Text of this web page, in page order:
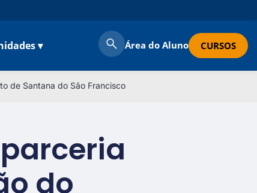
▾ Área do Aluno CURSOS
de Santana do São Francisco
do